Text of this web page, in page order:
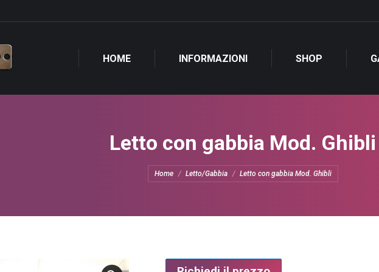
HOME INFORMAZIONI SHOP
Letto con gabbia Mod. Ghibli
Tu sei qui:
Home Letto/Gabbia Letto con gabbia Mod. Ghibli